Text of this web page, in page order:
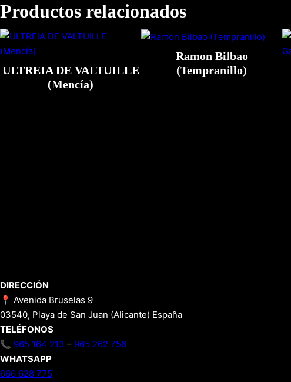
Productos relacionados
ULTREIA DE VALTUILLE
(Mencía)
Ramon Bilbao
(Tempranillo)
DIRECCIÓN
📍 Avenida Bruselas 9
03540, Playa de San Juan (Alicante) España
TELÉFONOS
📞 965 164 213 – 965 262 756
WHATSAPP
666 628 775